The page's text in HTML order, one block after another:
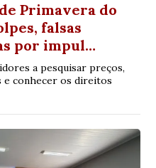
Primavera do
falsas
por impul…
a pesquisar preços,
e conhecer os direitos